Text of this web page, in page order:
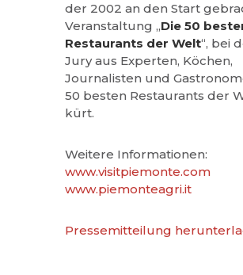
der 2002 an den Start
Veranstaltung „Die 50
Restaurants der Welt“, bei
Jury aus Experten, Köchen,
Journalisten und
50 besten Restaurants der
kürt.
Weitere Informationen:
www.visitpiemonte.com
www.piemonteagri.it
Pressemitteilung